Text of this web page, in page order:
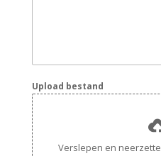
Upload bestand
Verslepen en